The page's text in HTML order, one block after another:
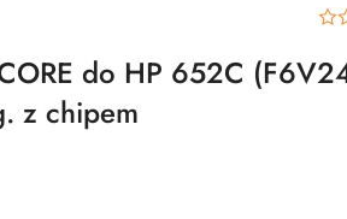
do HP 652C
z chipem